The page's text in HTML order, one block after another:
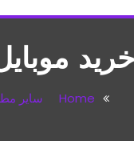
خرید
Home سایر